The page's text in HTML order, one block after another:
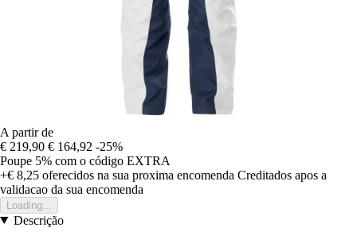
A partir de
€ 219,90 € 164,92 -25%
Poupe 5% com o código EXTRA
+€ 8,25 oferecidos na sua proxima encomenda Creditados apos a
validacao da sua encomenda
Loading...
Descrição